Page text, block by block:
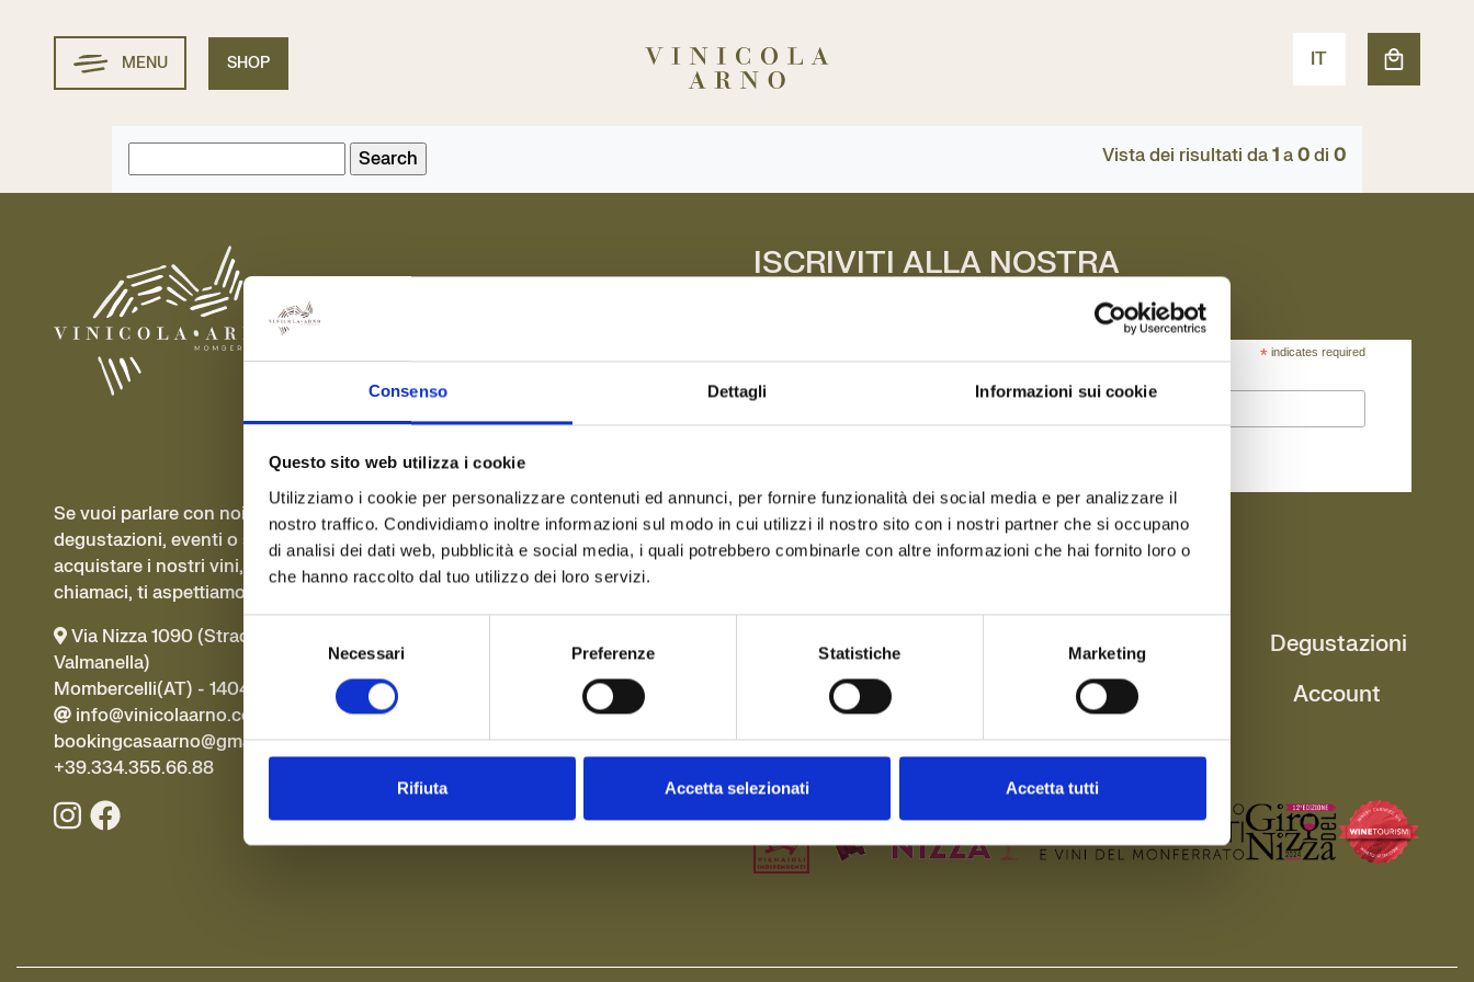
Consenso Dettagli Informazioni sui cookie
Questo sito web utilizza i cookie
Utilizziamo i cookie per personalizzare contenuti ed annunci, per fornire funzionalità dei social media e per analizzare il
nostro traffico. Condividiamo inoltre informazioni sul modo in cui utilizzi il nostro sito con i nostri partner che si occupano
di analisi dei dati web, pubblicità e social media, i quali potrebbero combinarle con altre informazioni che hai fornito loro o
che hanno raccolto dal tuo utilizzo dei loro servizi.
Necessari Preferenze Statistiche Marketing
Rifiuta Accetta selezionati Accetta tutti
contenuto
MENU SHOP IT
Blog
for:
Vista dei risultati da 1 a 0 di 0
Se vuoi parlare con noi di
degustazioni, eventi o se vuoi
acquistare i nostri vini, scrivici o
chiamaci, ti aspettiamo!
Via Nizza 1090 (Strada Cavino/Via
Valmanella)
Mombercelli(AT) - 14047 Italia
info@vinicolaarno.com
bookingcasaarno@gmail.com
+39.334.355.66.88
ISCRIVITI ALLA NOSTRA
*indicates required
Chi Siamo Shop
Degustazioni
Eventi
Contatti Account